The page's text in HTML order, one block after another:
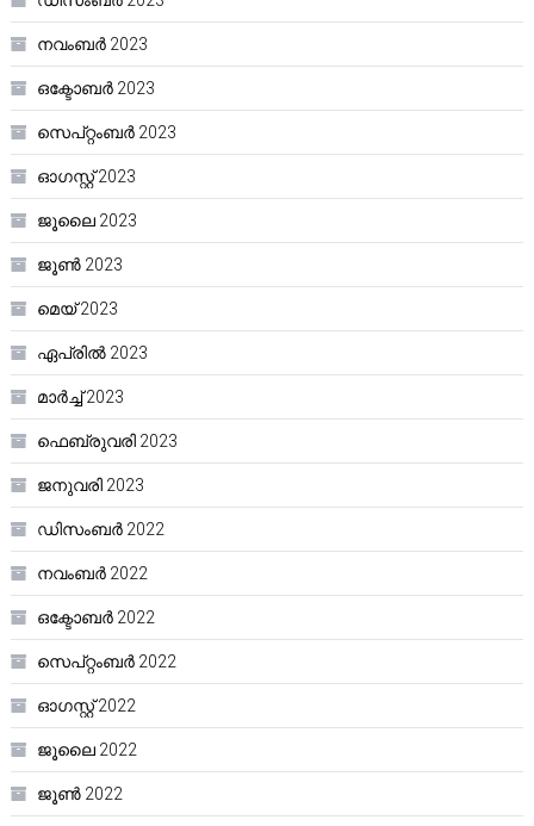
നവംബർ 2023
ഒക്ടോബർ 2023
സെപ്റ്റംബർ 2023
ഓഗസ്റ്റ്‌ 2023
ജൂലൈ 2023
ജൂൺ 2023
മെയ്‌ 2023
ഏപ്രിൽ 2023
മാർച്ച്‌ 2023
ഫെബ്രുവരി 2023
ജനുവരി 2023
ഡിസംബർ 2022
നവംബർ 2022
ഒക്ടോബർ 2022
സെപ്റ്റംബർ 2022
ഓഗസ്റ്റ്‌ 2022
ജൂലൈ 2022
ജൂൺ 2022